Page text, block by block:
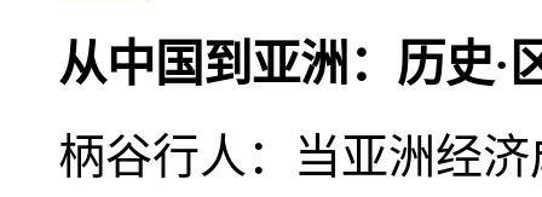
从中国到亚洲：历史·
柄谷行人：当亚洲经